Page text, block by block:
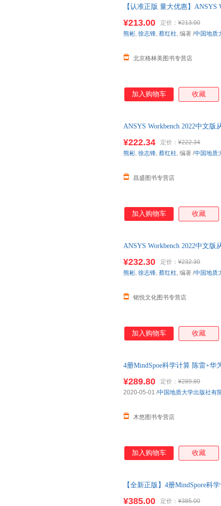
【认准正版 量大优惠】ANSYS
¥213.00 定价： ¥213.00
北京格林美图书专营店
熊彬, 徐志锋, 蔡红柱, 编著 /中国地质
加入购物车 收藏
ANSYS Workbench 2022中文
¥222.34 定价： ¥222.34
昌盛图书专营店
熊彬, 徐志锋, 蔡红柱, 编著 /中国地质
加入购物车 收藏
ANSYS Workbench 2022中文
¥232.30 定价： ¥232.30
铭悦文化图书专营店
熊彬, 徐志锋, 蔡红柱, 编著 /中国地质
加入购物车 收藏
4册MindSpoe科学计算 陈雷+华
¥289.80 定价： ¥289.80
木悠图书专营店
2020-05-01 /中国地质大学出版社有
加入购物车 收藏
【全新正版】4册MindSpore科
¥385.00 定价： ¥385.00